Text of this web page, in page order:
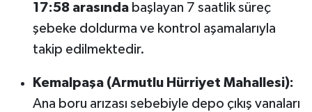
17:58 arasındabaşlayan 7 saatlik süreç
şebeke doldurma ve kontrol aşamalarıyla
takip edilmektedir.
Kemalpaşa (Armutlu Hürriyet Mahallesi):
Ana boru arızası sebebiyle depo çıkış vanaları